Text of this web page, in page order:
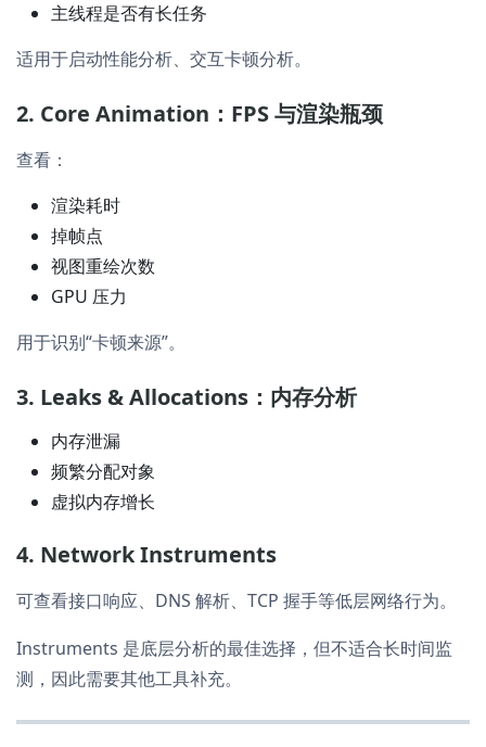
主线程是否有长任务
适用于启动性能分析、交互卡顿分析。
2. Core Animation：FPS 与渲染瓶颈
查看：
渲染耗时
掉帧点
视图重绘次数
GPU 压力
用于识别“卡顿来源”。
3. Leaks & Allocations：内存分析
内存泄漏
频繁分配对象
虚拟内存增长
4. Network Instruments
可查看接口响应、DNS 解析、TCP 握手等低层网络行为。
Instruments 是底层分析的最佳选择，但不适合长时间监
测，因此需要其他工具补充。